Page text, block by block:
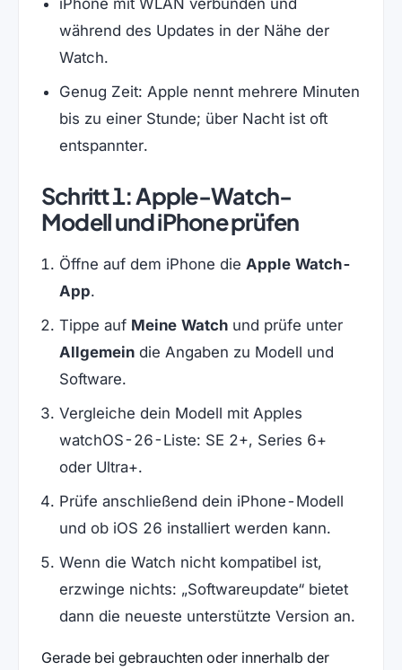
iPhone mit WLAN verbunden und
während des Updates in der Nähe der
Watch.
Genug Zeit: Apple nennt mehrere Minuten
bis zu einer Stunde; über Nacht ist oft
entspannter.
Schritt 1: Apple-Watch-
Modell und iPhone prüfen
Öffne auf dem iPhone die Apple Watch-
App.
Tippe auf Meine Watchund prüfe unter
Allgemeindie Angaben zu Modell und
Software.
Vergleiche dein Modell mit Apples
watchOS-26-Liste: SE 2+, Series 6+
oder Ultra+.
Prüfe anschließend dein iPhone-Modell
und ob iOS 26 installiert werden kann.
Wenn die Watch nicht kompatibel ist,
erzwinge nichts: „Softwareupdate“ bietet
dann die neueste unterstützte Version an.
Gerade bei gebrauchten oder innerhalb der